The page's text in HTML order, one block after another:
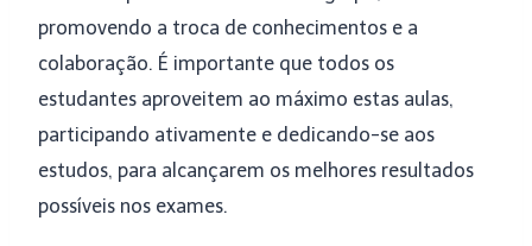
promovendo a troca de conhecimentos e a
colaboração. É importante que todos os
estudantes aproveitem ao máximo estas aulas,
participando ativamente e dedicando-se aos
estudos, para alcançarem os melhores resultados
possíveis nos exames.